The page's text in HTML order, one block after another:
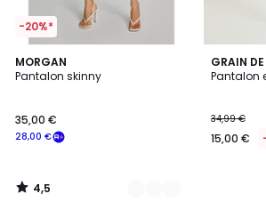
-20%*
MORGAN
Pantalon skinny
28,00 €
35,00 €
4,5
/ 5
3
Couleurs
4,5
/
GRAIN
Pantalon
34,99 €
15,00 €